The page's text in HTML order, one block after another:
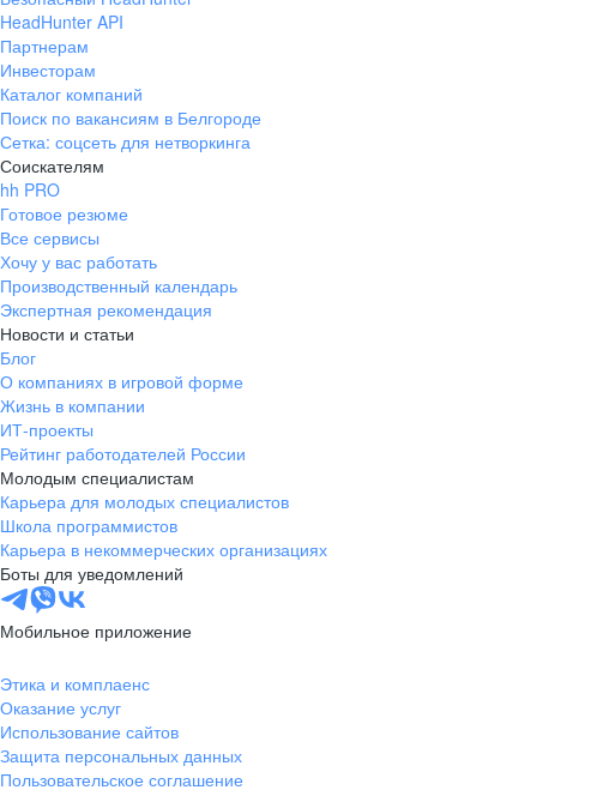
HeadHunter API
Партнерам
Инвесторам
Каталог компаний
Поиск по вакансиям в Белгороде
Сетка: соцсеть для нетворкинга
Соискателям
hh PRO
Готовое резюме
Все сервисы
Хочу у вас работать
Производственный календарь
Экспертная рекомендация
Новости и статьи
Блог
О компаниях в игровой форме
Жизнь в компании
ИТ-проекты
Рейтинг работодателей России
Молодым специалистам
Карьера для молодых специалистов
Школа программистов
Карьера в некоммерческих организациях
Боты для уведомлений
Мобильное приложение
Этика и комплаенс
Оказание услуг
Использование сайтов
Защита персональных данных
Пользовательское соглашение